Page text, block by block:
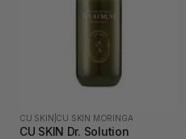
CU SKIN CU SKIN MORINGA
CU SKIN Dr. Solution